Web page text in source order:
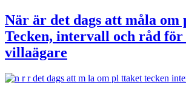
När är det dags att måla om
Tecken, intervall och råd för
villaägare